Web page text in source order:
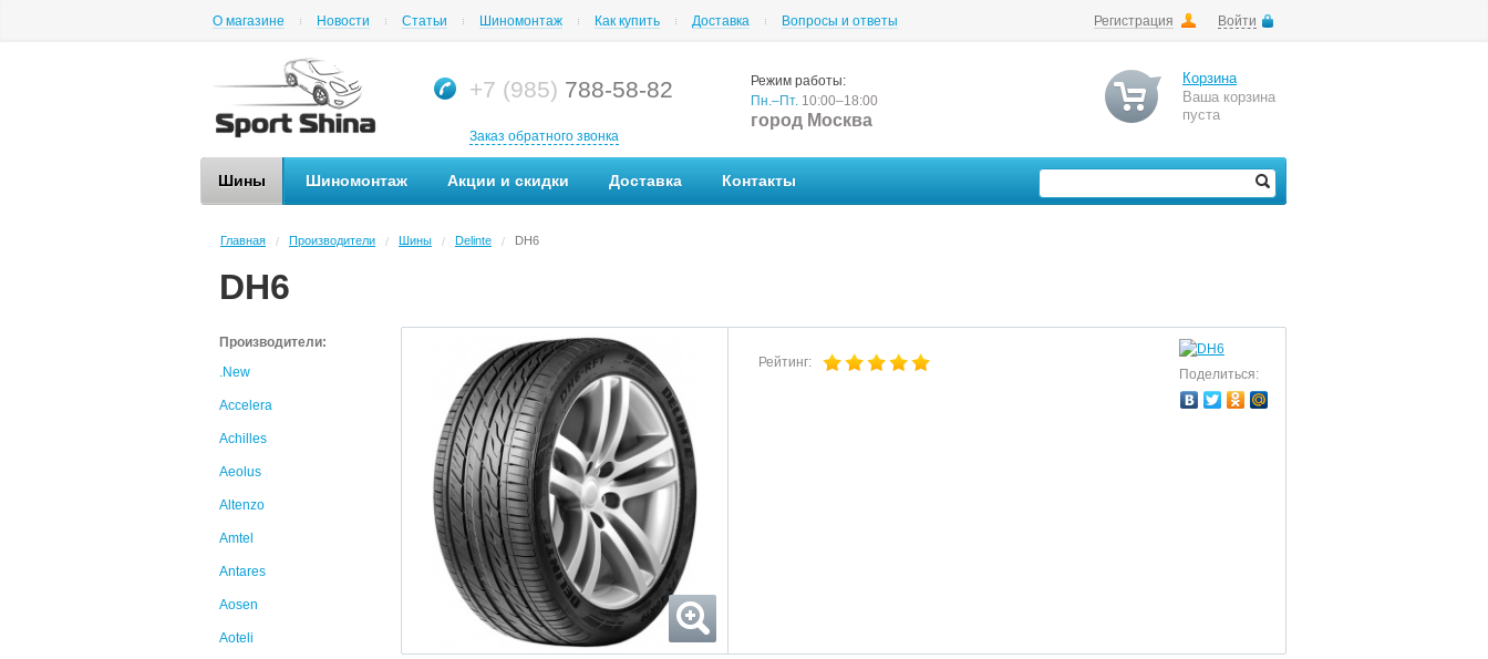
Регистрация Войти
О магазине Новости Статьи Шиномонтаж Как купить Доставка Вопросы и ответы
+7 (985) 788-58-82
Заказ обратного звонка
Режим работы:
Пн.–Пт. 10:00–18:00
город Москва
Корзина
Ваша корзина
пуста
Шины Шиномонтаж Акции и скидки Доставка Контакты
Главная / Производители / Шины / Delinte / DH6
DH6
Производители:
.New
Accelera
Achilles
Aeolus
Altenzo
Amtel
Antares
Aosen
Aoteli
Рейтинг:
Поделиться: